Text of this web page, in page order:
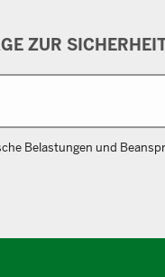
ZUR
Belastungen und